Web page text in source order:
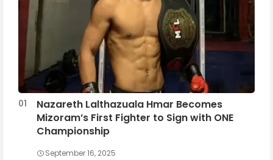
Nazareth Lalthazuala Hmar Becomes
Mizoram’s First Fighter to Sign with ONE
Championship
September 16, 2025